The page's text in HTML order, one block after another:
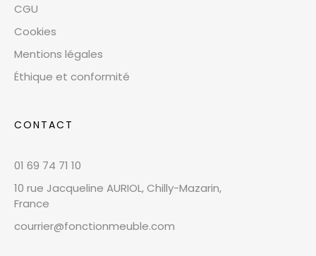
CGU
Cookies
Mentions légales
Éthique et conformité
CONTACT
01 69 74 71 10
10 rue Jacqueline AURIOL, Chilly-Mazarin,
France
courrier@fonctionmeuble.com